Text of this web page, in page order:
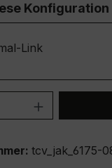
Konfiguration
Link
Anzahl: Gib
tcv_jak_6175-